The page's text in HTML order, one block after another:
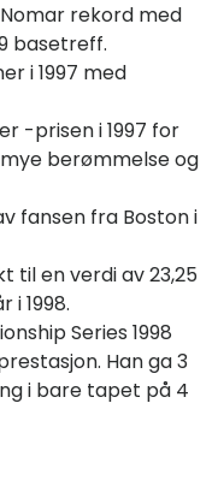
rekord med
basetreff.
i 1997 med
-prisen i 1997 for
berømmelse og
fansen fra Boston i
til en verdi av 23,25
i 1998.
Series 1998
Han ga 3
i bare tapet på 4